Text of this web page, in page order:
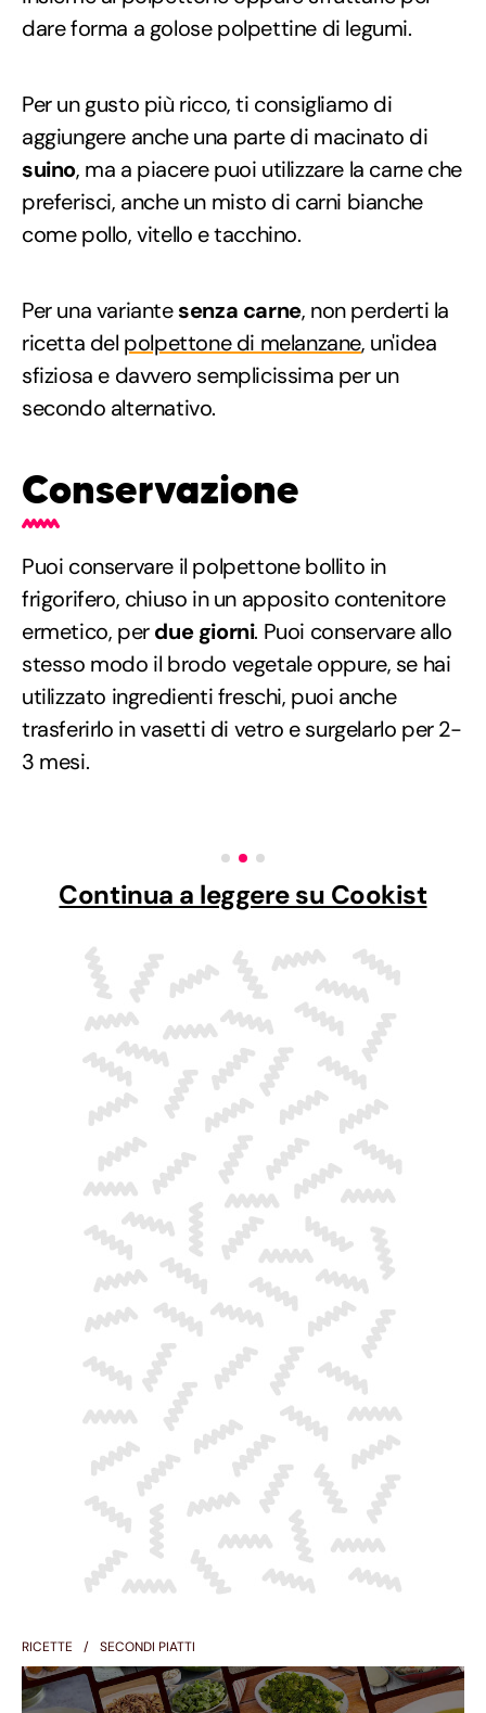
dare forma a golose polpettine di legumi.
Per un gusto più ricco, ti consigliamo di
aggiungere anche una parte di macinato di
suino, ma a piacere puoi utilizzare la carne che
preferisci, anche un misto di carni bianche
come pollo, vitello e tacchino.
Per una variantesenza carne, non perderti la
ricetta del polpettone di melanzane, un'idea
sfiziosa e davvero semplicissima per un
secondo alternativo.
Conservazione
Puoi conservare il polpettone bollito in
frigorifero, chiuso in un apposito contenitore
ermetico, perdue giorni. Puoi conservare allo
stesso modo il brodo vegetale oppure, se hai
utilizzato ingredienti freschi, puoi anche
trasferirlo in vasetti di vetro e surgelarlo per 2-
3 mesi.
Continua a leggere su Cookist
RICETTE SECONDI PIATTI